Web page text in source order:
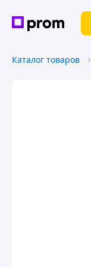
Каталог товаров